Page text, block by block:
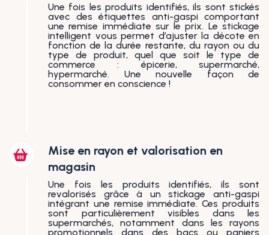
Une fois les produits identifiés, ils sont stickés
avec des étiquettes anti-gaspi comportant
une remise immédiate sur le prix. Le stickage
intelligent vous permet d’ajuster la décote en
fonction de la durée restante, du rayon ou du
type de produit, quel que soit le type de
commerce : épicerie, supermarché,
hypermarché. Une nouvelle façon de
consommer en conscience !
Mise en rayon et valorisation en
magasin
Une fois les produits identifiés, ils sont
revalorisés grâce à un stickage anti-gaspi
intégrant une remise immédiate. Ces produits
sont particulièrement visibles dans les
supermarchés, notamment dans les rayons
promotionnels dans des bacs ou paniers